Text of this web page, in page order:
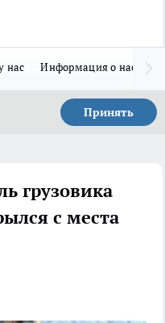
нас Информация о нас
Принять
грузовика
с места